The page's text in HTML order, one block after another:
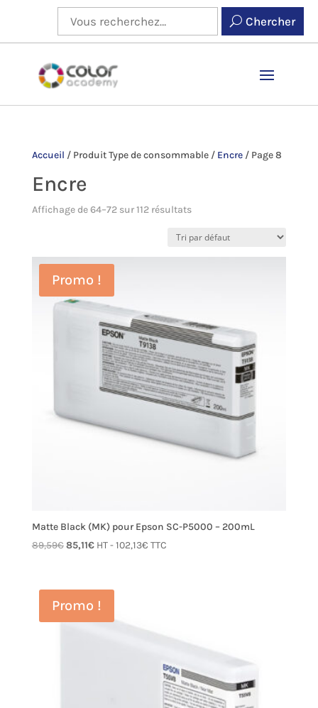
Chercher
Accueil / Produit Type de consommable/ Encre/ Page 8
Encre
Affichage de 64–72 sur 112 résultats
Promo !
Matte Black (MK) pour Epson SC-P5000 – 200mL
89,59€Le
était :
89,59€.
85,11€Le
est :
85,11€.
HT -102,13€ TTC
Promo !